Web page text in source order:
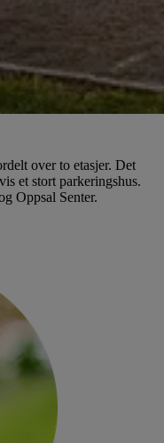
over to etasjer. Det
et stort parkeringshus.
Oppsal Senter.